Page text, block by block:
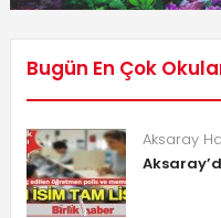
Bugün En Çok
Aksaray